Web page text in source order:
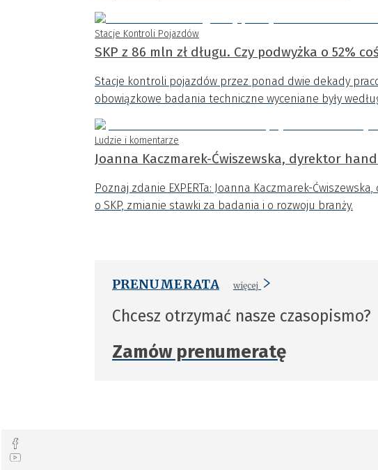
Stacje Kontroli Pojazdów
SKP z 86 mln zł długu. Czy podwyżka o 52%
Stacje kontroli pojazdów przez ponad dwie dekady
obowiązkowe badania techniczne wyceniane były
Ludzie i komentarze
Joanna Kaczmarek-Ćwiszewska, dyrektor
Poznaj zdanie EXPERTa: Joanna Kaczmarek-
o SKP, zmianie stawki za badania i o rozwoju branży.
PRENUMERATA więcej
Chcesz otrzymać nasze czasopismo?
Zamów prenumeratę